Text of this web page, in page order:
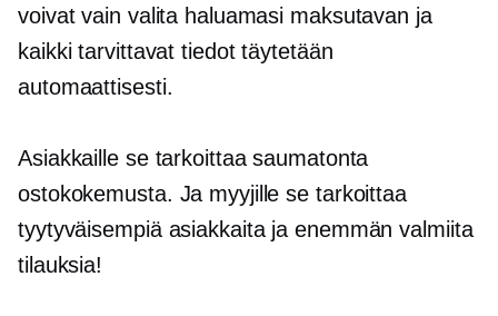
voivat vain valita haluamasi maksutavan ja
kaikki tarvittavat tiedot täytetään
automaattisesti.
Asiakkaille se tarkoittaa saumatonta
ostokokemusta. Ja myyjille se tarkoittaa
tyytyväisempiä asiakkaita ja enemmän valmiita
tilauksia!